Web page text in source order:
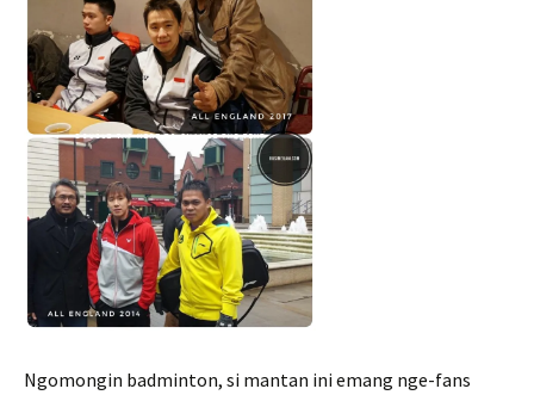
Ngomongin badminton, si mantan ini emang nge-fans